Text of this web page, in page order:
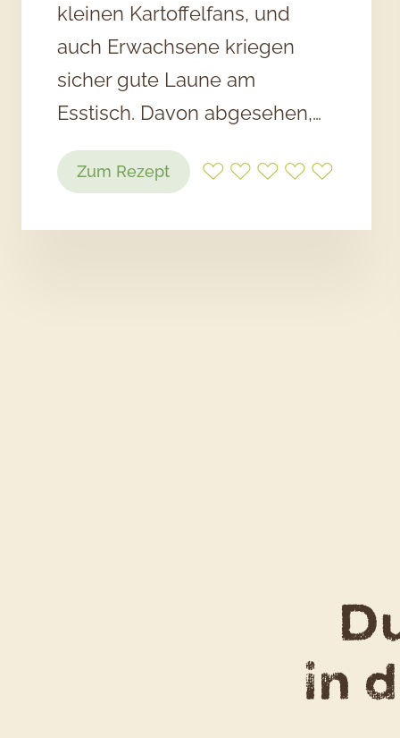
kleinen Kartoffelfans, und
auch Erwachsene kriegen
sicher gute Laune am
Esstisch. Davon abgesehen,…
Zum Rezept:
Smiley
in